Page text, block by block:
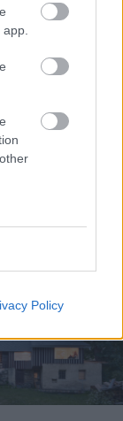
Policy
pílou sa
podpísať.
domček v